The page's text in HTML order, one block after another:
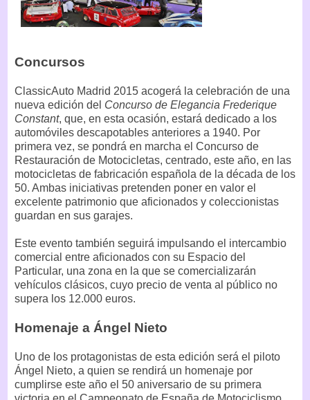
Concursos
ClassicAuto Madrid 2015 acogerá la celebración de una
nueva edición del Concurso de Elegancia Frederique
Constant, que, en esta ocasión, estará dedicado a los
automóviles descapotables anteriores a 1940. Por
primera vez, se pondrá en marcha el Concurso de
Restauración de Motocicletas, centrado, este año, en las
motocicletas de fabricación española de la década de los
50. Ambas iniciativas pretenden poner en valor el
excelente patrimonio que aficionados y coleccionistas
guardan en sus garajes.
Este evento también seguirá impulsando el intercambio
comercial entre aficionados con su Espacio del
Particular, una zona en la que se comercializarán
vehículos clásicos, cuyo precio de venta al público no
supera los 12.000 euros.
Homenaje a Ángel Nieto
Uno de los protagonistas de esta edición será el piloto
Ángel Nieto, a quien se rendirá un homenaje por
cumplirse este año el 50 aniversario de su primera